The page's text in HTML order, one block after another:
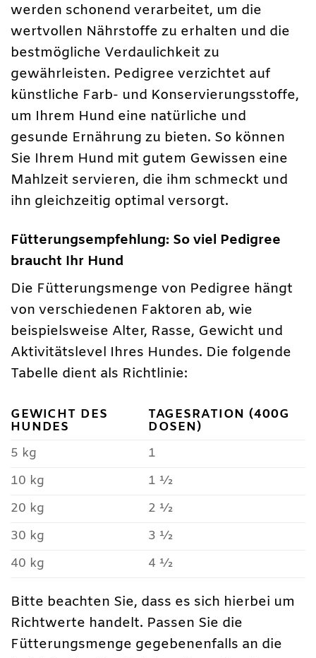
werden schonend verarbeitet, um die
wertvollen Nährstoffe zu erhalten und die
bestmögliche Verdaulichkeit zu
gewährleisten. Pedigree verzichtet auf
künstliche Farb- und Konservierungsstoffe,
um Ihrem Hund eine natürliche und
gesunde Ernährung zu bieten. So können
Sie Ihrem Hund mit gutem Gewissen eine
Mahlzeit servieren, die ihm schmeckt und
ihn gleichzeitig optimal versorgt.
Fütterungsempfehlung: So viel Pedigree
braucht Ihr Hund
Die Fütterungsmenge von Pedigree hängt
von verschiedenen Faktoren ab, wie
beispielsweise Alter, Rasse, Gewicht und
Aktivitätslevel Ihres Hundes. Die folgende
Tabelle dient als Richtlinie:
GEWICHT DES
HUNDES
TAGESRATION (400G
DOSEN)
5 kg
1
10 kg
1 ½
20 kg
2 ½
30 kg
3 ½
40 kg
4 ½
Bitte beachten Sie, dass es sich hierbei um
Richtwerte handelt. Passen Sie die
Fütterungsmenge gegebenenfalls an die